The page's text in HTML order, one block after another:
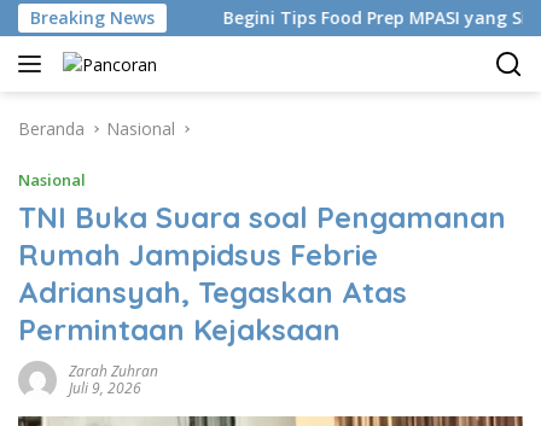
Langsung
ke
konten
Breaking News
China Begini Tips Food Prep MPASI yang Simpel-
Beranda Nasional
Nasional
TNI Buka Suara soal Pengamanan
Rumah Jampidsus Febrie
Adriansyah, Tegaskan Atas
Permintaan Kejaksaan
Zarah Zuhran
Juli 9, 2026